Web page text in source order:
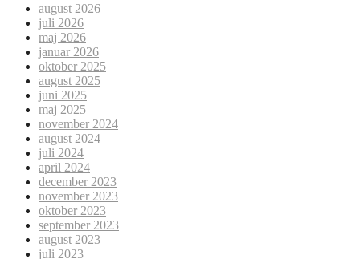
august 2026
juli 2026
maj 2026
januar 2026
oktober 2025
august 2025
juni 2025
maj 2025
november 2024
august 2024
juli 2024
april 2024
december 2023
november 2023
oktober 2023
september 2023
august 2023
juli 2023